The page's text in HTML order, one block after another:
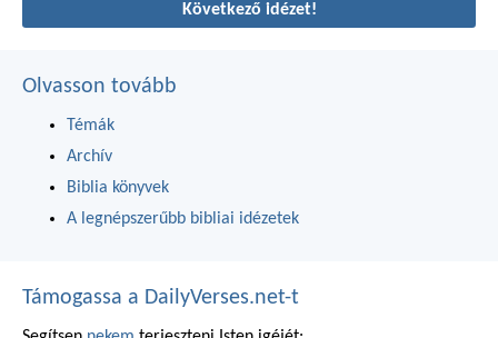
Következő idézet!
Olvasson tovább
Témák
Archív
Biblia könyvek
A legnépszerűbb bibliai idézetek
Támogassa a DailyVerses.net-t